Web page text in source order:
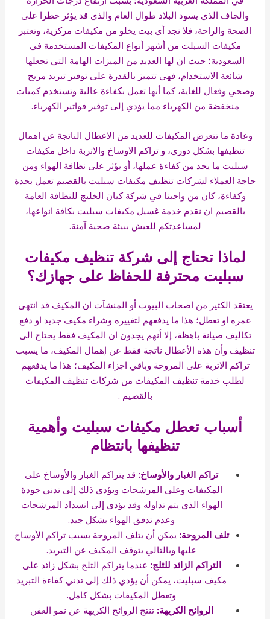
والجاف الذي يسود البلاد طوال العام والذي قد يؤثر خطرا على
الصحة والراحة، فلا نجد أي بيت يخلو من مكيفات مركزية، وتعتبر
مكيفات السبلت من أشهر أنواع المكيفات المستخدمة في
السعودية؛ حيث ان لها العديد من الميزات الهامة التي تجعلها
شائعة الاستخدام، فهي تتميز بالقدرة على توفير تبريد مريح
وصحي وفعال للغاية، كما أنها تعمل بكفاءة عالية وتستخدم كميات
منخفضة من الكهرباء مما يؤدي إلى توفير فواتير الكهرباء.
وعادة ما تتعرض المكيفات للعديد من الاعطال الناتجة عن اهمال
تنظيفها بشكل دوري، و تراكم الاوساخ والاتربة داخل مكيفات
سبليت ما يحد من كفاءة عملها، أو يؤثر على نظافة الهواء ومن
حاجة العملاء لشركات تنظيف مكيفات سبليت بالقصيم تعمل بجدة
وكفاءة، كان من واجبنا في شركة كيان الخليج للنظافة العامة
بالقصيم ان نقدم خدمة غسيل مكيفات سبليت بكافة انواعها،
لمساعدتكم للعيش ببيئة صحية آمنة.
لماذا تحتاج إلى شركة تنظيف مكيفات
سبليت محترفة للحفاظ على جهازك؟
يعتقد الكثير من اصحاب البيوت أو المنشآت ان المكيف قد انتهى
عمره او تعطل؛ هذا ما يدفعهم لتغييره وشراء مكيف جديد او دفع
تكاليف صيانة باهظة، إلا أنهم يجدون ان المكيف فقط يحتاج الى
تنظيف وأن هذه الأعطال ناتجة فقط عن إهمال المكيف، ما يسبب
تراكم الاتربة على المروحة وباقي اجزاء المكيف؛ هذا ما يدفعهم
لطلب خدمة تنظيف المكيفات من شركات تنظيف المكيفات
بالقصيم .
أسباب تعطل مكيفات سبليت وأهمية
تنظيفها بانتظام
تراكم الغبار والأوساخ: قد يتراكم الغبار والأوساخ على
المكيفات وعلى المرشحات ويؤدي ذلك إلى تدني جودة
الهواء الذي يتم تداوله وقد يؤدي إلى انسداد المرشحات
وعدم تدفق الهواء بشكل جيد.
تلف المروحة: يمكن أن يتلف المروحة بسبب تراكم الأوساخ
عليها وبالتالي يتوقف المكيف عن التبريد.
التراكم الزائد للثلج: عندما يتراكم الثلج بشكل زائد على
مكيف سبليت، يمكن أن يؤدي ذلك إلى تدني كفاءة التبريد
وتعطل المكيفات بشكل كامل.
الروائح الكريهة: تنتج الروائح الكريهة عن نمو العفن